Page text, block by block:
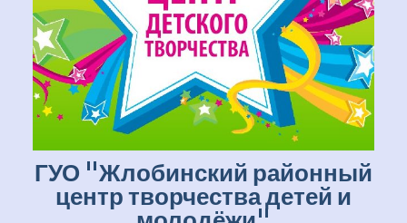
ГУО "Жлобинский районный
центр творчества детей и